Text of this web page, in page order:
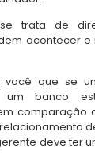
trata de
acontecer e
você que se
um banco
comparação
deve ter